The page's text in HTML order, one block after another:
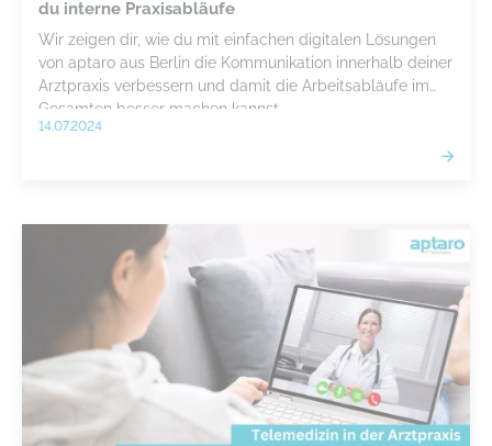
du interne Praxisabläufe
Wir zeigen dir, wie du mit einfachen digitalen Lösungen
von aptaro aus Berlin die Kommunikation innerhalb deiner
Arztpraxis verbessern und damit die Arbeitsabläufe im
Gesamten besser machen kannst.
14.07.2024